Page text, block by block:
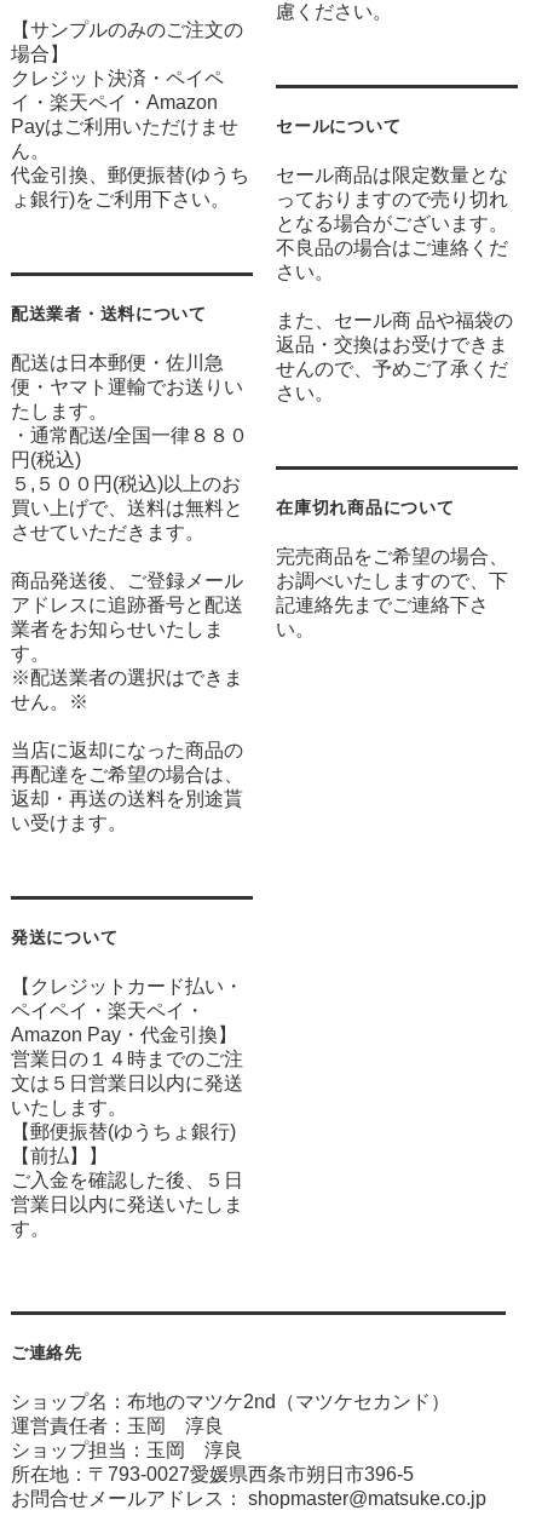
【サンプルのみのご注文の
場合】
クレジット決済・ペイペ
イ・楽天ペイ・Amazon
Payはご利用いただけませ
ん。
代金引換、郵便振替(ゆうち
ょ銀行)をご利用下さい。
配送業者・送料について
配送は日本郵便・佐川急
便・ヤマト運輸でお送りい
たします。
・通常配送/全国一律８８０
円(税込)
５,５００円(税込)以上のお
買い上げで、送料は無料と
させていただきます。
商品発送後、ご登録メール
アドレスに追跡番号と配送
業者をお知らせいたしま
す。
※配送業者の選択はできま
せん。※
当店に返却になった商品の
再配達をご希望の場合は、
返却・再送の送料を別途貰
い受けます。
発送について
【クレジットカード払い・
ペイペイ・楽天ペイ・
Amazon Pay・ 代金引換】
営業日の１４時までのご注
文は５日営業日以内に発送
いたします。
【郵便振替(ゆうちょ銀行)
【前払】】
ご入金を確認した後、５日
営業日以内に発送いたしま
す。
慮ください。
セールについて
セール商品は限定数量とな
っておりますので売り切れ
となる場合がございます。
不良品の場合はご連絡くだ
さい。
また、セール商 品や福袋の
返品・交換はお受けできま
せんので、予めご了承くだ
さい。
在庫切れ商品について
完売商品をご希望の場合、
お調べいたしますので、下
記連絡先までご連絡下さ
い。
ご連絡先
ショップ名：布地のマツケ2nd（マツケセカンド）
運営責任者：玉岡 淳良
ショップ担当：玉岡 淳良
所在地：〒793-0027愛媛県西条市朔日市396-5
お問合せメールアドレス： shopmaster@matsuke.co.jp